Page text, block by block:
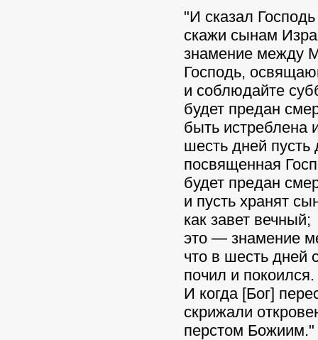
"И сказал
скажи сынам
знамение между
Господь,
и соблюдайте
будет предан
быть истреблена
шесть дней
посвященная
будет предан
и пусть хранят
как завет вечный;
это — знамение
что в шесть дней
почил и покоился.
И когда [Бог]
скрижали
перстом Божиим."